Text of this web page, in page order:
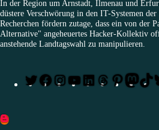
In der Region um Arnstadt, Ilmenau und
düstere Verschwörung in den IT-Systemen der
Recherchen fördern zutage, dass ein von der
Alternative" angeheuertes Hacker-Kollektiv
anstehende Landtagswahl zu manipulieren.
TwitterFacebook
Instagram
YouTube
LinkedIn
ThreadsPinterest